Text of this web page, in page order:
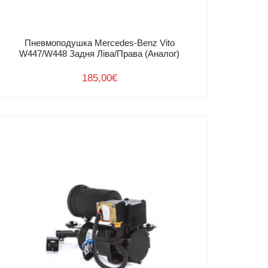
Пневмоподушка Mercedes-Benz Vito
W447/W448 Задня Ліва/Права (Аналог)
185,00€